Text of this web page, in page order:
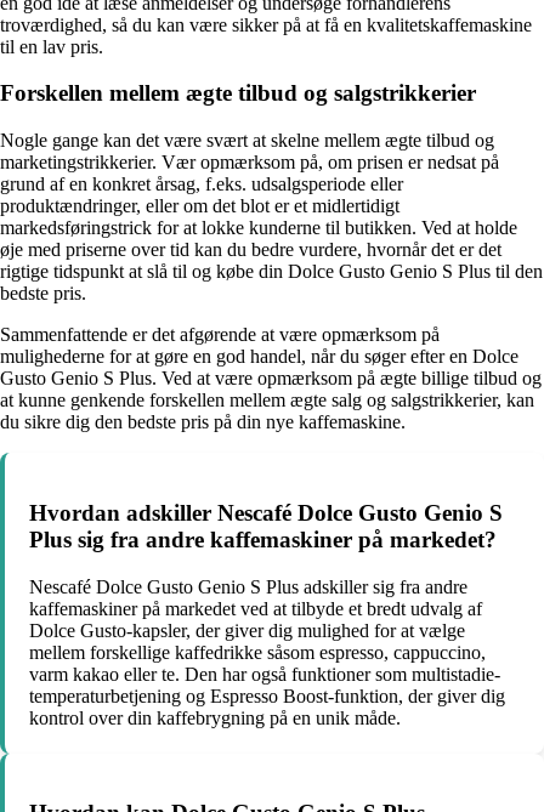
troværdighed, så du kan være sikker på at få en kvalitetskaffemaskine
til en lav pris.
Forskellen mellem ægte tilbud og salgstrikkerier
Nogle gange kan det være svært at skelne mellem ægte tilbud og
marketingstrikkerier. Vær opmærksom på, om prisen er nedsat på
grund af en konkret årsag, f.eks. udsalgsperiode eller
produktændringer, eller om det blot er et midlertidigt
markedsføringstrick for at lokke kunderne til butikken. Ved at holde
øje med priserne over tid kan du bedre vurdere, hvornår det er det
rigtige tidspunkt at slå til og købe din Dolce Gusto Genio S Plus til den
bedste pris.
Sammenfattende er det afgørende at være opmærksom på
mulighederne for at gøre en god handel, når du søger efter en Dolce
Gusto Genio S Plus. Ved at være opmærksom på ægte billige tilbud og
at kunne genkende forskellen mellem ægte salg og salgstrikkerier, kan
du sikre dig den bedste pris på din nye kaffemaskine.
Hvordan adskiller Nescafé Dolce Gusto Genio S
Plus sig fra andre kaffemaskiner på markedet?
Nescafé Dolce Gusto Genio S Plus adskiller sig fra andre
kaffemaskiner på markedet ved at tilbyde et bredt udvalg af
Dolce Gusto-kapsler, der giver dig mulighed for at vælge
mellem forskellige kaffedrikke såsom espresso, cappuccino,
varm kakao eller te. Den har også funktioner som multistadie-
temperaturbetjening og Espresso Boost-funktion, der giver dig
kontrol over din kaffebrygning på en unik måde.